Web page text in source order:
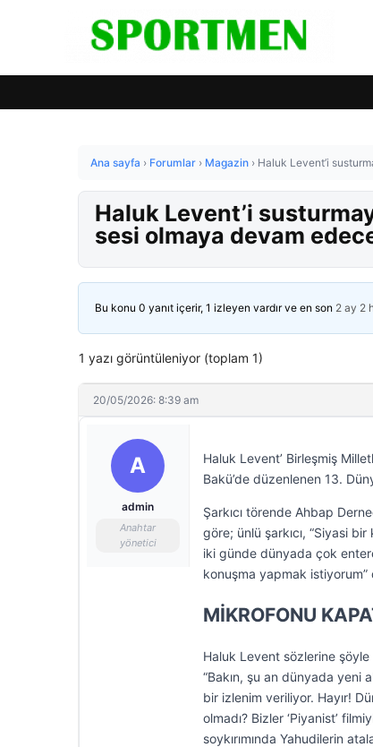
Ana sayfa › Forumlar › Magazin › Haluk Levent’i
Haluk Levent’i
sesi olmaya devam
Bu konu 0 yanıt içerir, 1 izleyen vardır ve en son 2 ay 2
1 yazı görüntüleniyor (toplam 1)
20/05/2026: 8:39 am
A
admin
Anahtar
yönetici
Haluk Levent’ Birleşmiş
Bakü’de düzenlenen 13.
Şarkıcı törende Ahbap
göre; ünlü şarkıcı, “Siyasi
iki günde dünyada çok
konuşma yapmak istiyorum”
MİKROFONU
Haluk Levent sözlerine
“Bakın, şu an dünyada yeni
bir izlenim veriliyor. Hayır!
olmadı? Bizler ‘Piyanist’
soykırımında Yahudilerin